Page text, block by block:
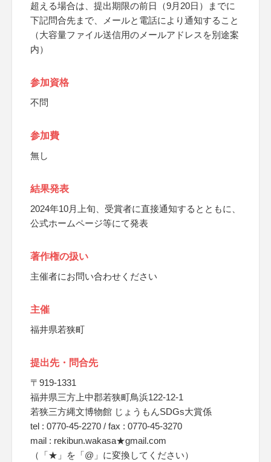
超える場合は、提出期限の前日（9月20日）までに
下記問合先まで、メールと電話により通知すること
（大容量ファイル送信用のメールアドレスを別途案
内）
参加資格
不問
参加費
無し
結果発表
2024年10月上旬、受賞者に直接通知するとともに、
公式ホームページ等にて発表
著作権の扱い
主催者にお問い合わせください
主催
福井県若狭町
提出先・問合先
〒919-1331
福井県三方上中郡若狭町鳥浜122-12-1
若狭三方縄文博物館 じょうもんSDGs大賞係
tel : 0770-45-2270 / fax : 0770-45-3270
mail : rekibun.wakasa★gmail.com
（「★」を「@」に変換してください）